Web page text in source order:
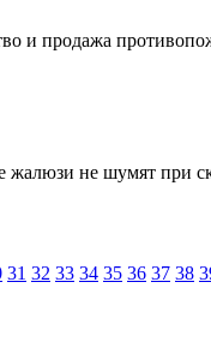
и продажа
жалюзи не шумят при
31 32 33 34 35 36 37 38